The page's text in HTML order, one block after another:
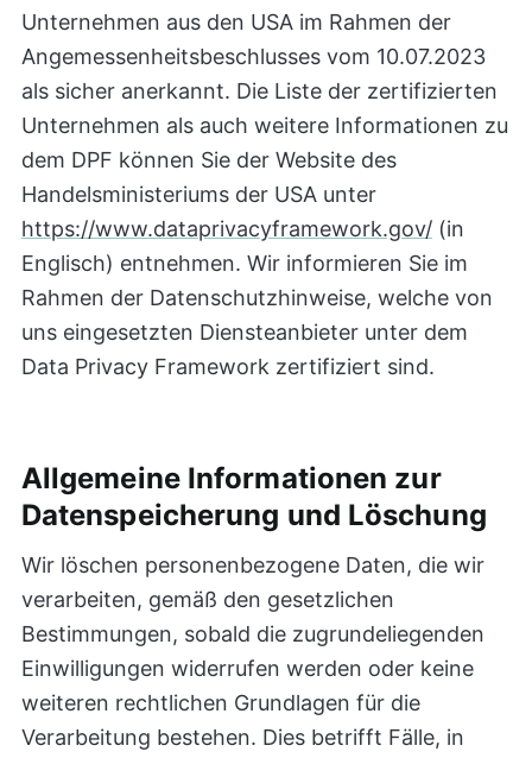
Unternehmen aus den USA im Rahmen der
Angemessenheitsbeschlusses vom 10.07.2023
als sicher anerkannt. Die Liste der zertifizierten
Unternehmen als auch weitere Informationen zu
dem DPF können Sie der Website des
Handelsministeriums der USA unter
https://www.dataprivacyframework.gov/(in
Englisch) entnehmen. Wir informieren Sie im
Rahmen der Datenschutzhinweise, welche von
uns eingesetzten Diensteanbieter unter dem
Data Privacy Framework zertifiziert sind.
Allgemeine Informationen zur
Datenspeicherung und Löschung
Wir löschen personenbezogene Daten, die wir
verarbeiten, gemäß den gesetzlichen
Bestimmungen, sobald die zugrundeliegenden
Einwilligungen widerrufen werden oder keine
weiteren rechtlichen Grundlagen für die
Verarbeitung bestehen. Dies betrifft Fälle, in